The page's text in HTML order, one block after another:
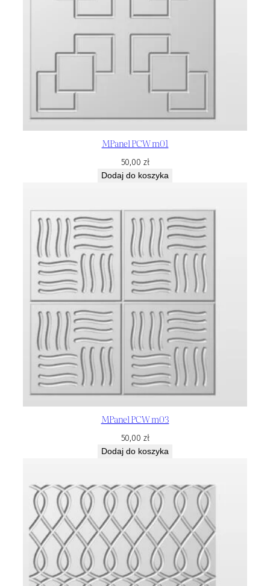
MPanel PCW m01
50,00 zł
Dodaj do koszyka
MPanel PCW m03
50,00 zł
Dodaj do koszyka